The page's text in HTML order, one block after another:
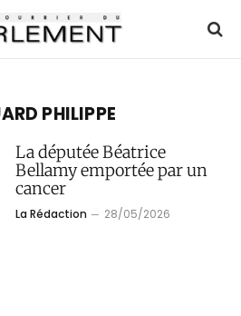
PHILIPPE
La députée Béatrice
Bellamy emportée par un
cancer
La Rédaction 28/05/2026